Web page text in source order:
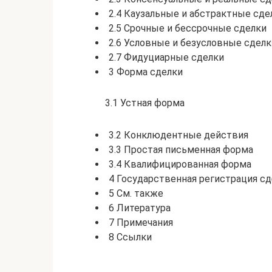
2.4 Каузальные и абстрактные
2.5 Срочные и бессрочные сделки
2.6 Условные и безусловные
2.7 Фидуциарные сделки
3 Форма сделки
3.1 Устная форма
3.2 Конклюдентные действия
3.3 Простая письменная форма
3.4 Квалифицированная форма
4 Государственная регистрация
5 См. также
6 Литература
7 Примечания
8 Ссылки